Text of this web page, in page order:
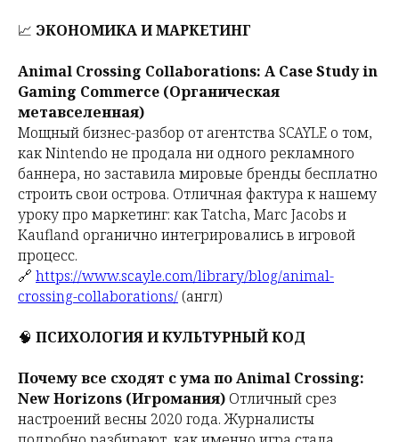
📈 ЭКОНОМИКА И МАРКЕТИНГ
Animal Crossing Collaborations: A Case Study in
Gaming Commerce (Органическая
метавселенная)
Мощный бизнес-разбор от агентства SCAYLE о том,
как Nintendo не продала ни одного рекламного
баннера, но заставила мировые бренды бесплатно
строить свои острова. Отличная фактура к нашему
уроку про маркетинг: как Tatcha, Marc Jacobs и
Kaufland органично интегрировались в игровой
процесс.
🔗 https://www.scayle.com/library/blog/animal-
crossing-collaborations/ (англ)
🧠 ПСИХОЛОГИЯ И КУЛЬТУРНЫЙ КОД
Почему все сходят с ума по Animal Crossing:
New Horizons (Игромания)Отличный срез
настроений весны 2020 года. Журналисты